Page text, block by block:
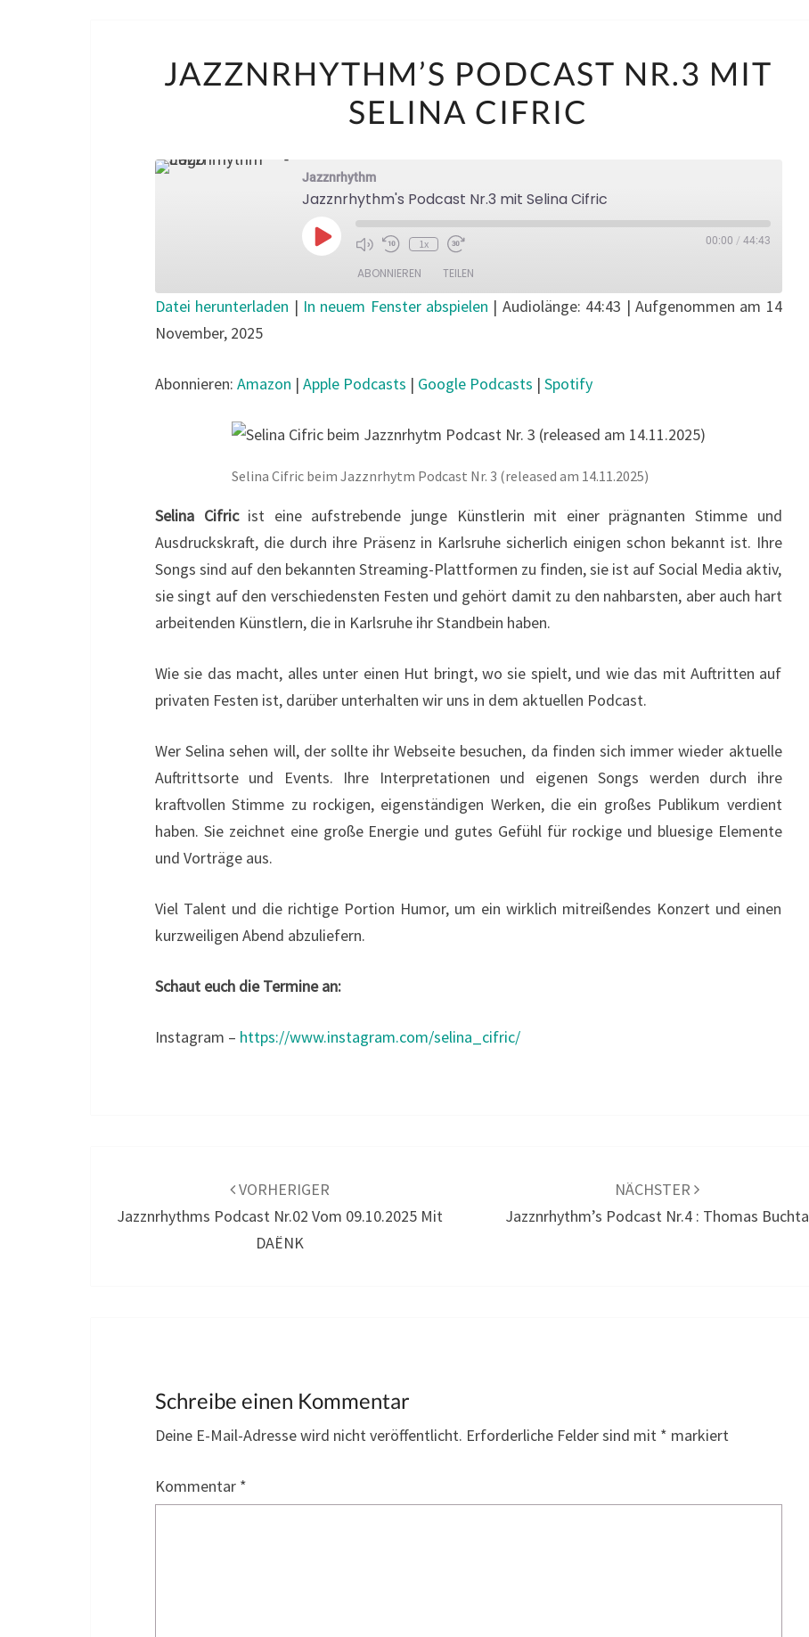
PODCAST
NR.3
MIT
JAZZNRHYTHM’S PODCAST NR.3 MIT
SELINA CIFRIC
Jazznrhythm
Jazznrhythm's Podcast Nr.3 mit Selina Cifric
Play
Episode
1x 00:00 / 44:43
ABONNIEREN TEILEN
Amazon
RSS FEED
TEILEN
Datei herunterladen | In neuem Fenster abspielen | Audiolänge: 44:43 | Aufgenommen am 14
November, 2025
Abonnieren: Amazon | Apple Podcasts | Google Podcasts | Spotify
Selina Cifric beim Jazznrhytm Podcast Nr. 3 (released am 14.11.2025)
Selina Cifric ist eine aufstrebende junge Künstlerin mit einer prägnanten Stimme und
Ausdruckskraft, die durch ihre Präsenz in Karlsruhe sicherlich einigen schon bekannt ist. Ihre
Songs sind auf den bekannten Streaming-Plattformen zu finden, sie ist auf Social Media aktiv,
sie singt auf den verschiedensten Festen und gehört damit zu den nahbarsten, aber auch hart
arbeitenden Künstlern, die in Karlsruhe ihr Standbein haben.
Wie sie das macht, alles unter einen Hut bringt, wo sie spielt, und wie das mit Auftritten auf
privaten Festen ist, darüber unterhalten wir uns in dem aktuellen Podcast.
Wer Selina sehen will, der sollte ihr Webseite besuchen, da finden sich immer wieder aktuelle
Auftrittsorte und Events. Ihre Interpretationen und eigenen Songs werden durch ihre
kraftvollen Stimme zu rockigen, eigenständigen Werken, die ein großes Publikum verdient
haben. Sie zeichnet eine große Energie und gutes Gefühl für rockige und bluesige Elemente
und Vorträge aus.
Viel Talent und die richtige Portion Humor, um ein wirklich mitreißendes Konzert und einen
kurzweiligen Abend abzuliefern.
Schaut euch die Termine an:
Instagram – https://www.instagram.com/selina_cifric/
VORHERIGER
Jazznrhythms Podcast Nr.02 Vom 09.10.2025 Mit
DAËNK
NÄCHSTER
Jazznrhythm’s Podcast Nr.4 : Thomas Buchta
Schreibe einen Kommentar
Deine E-Mail-Adresse wird nicht veröffentlicht. Erforderliche Felder sind mit * markiert
Kommentar *